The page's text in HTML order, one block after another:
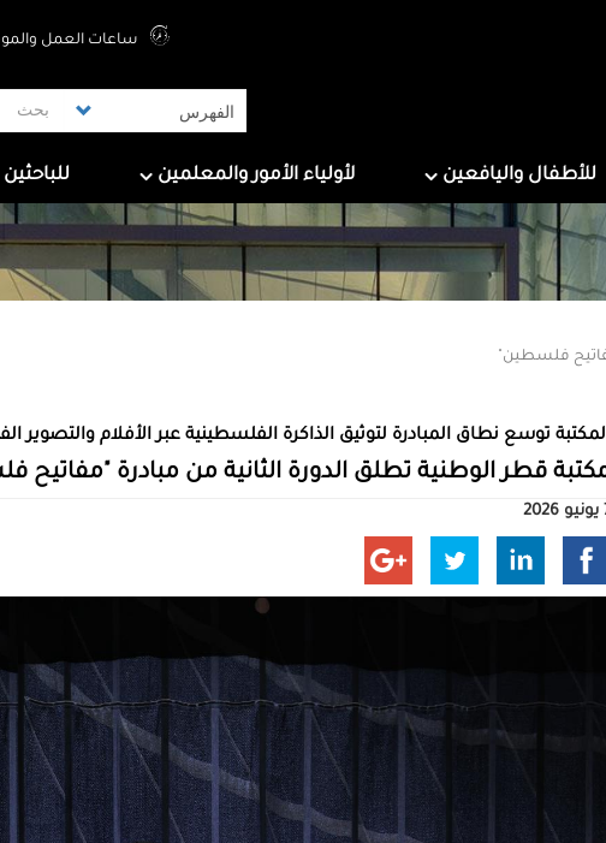
ساعات العمل
For Children And Teens
للأطفال واليافعين
For Parents & Educators
لأولياء الأمور والمعلمين للباحثين
فلسطين"
توسع نطاق المبادرة لتوثيق الذاكرة الفلسطينية عبر الأفلام والتصوير
قطر الوطنية تطلق الدورة الثانية من مبادرة "مفاتيح